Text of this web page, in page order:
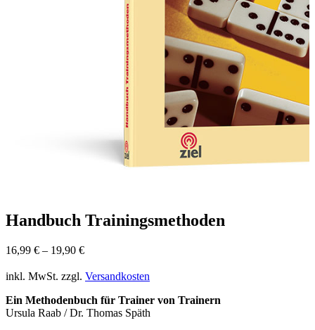
Handbuch Trainingsmethoden
16,99 € – 19,90 €
inkl. MwSt. zzgl. Versandkosten
Ein Methodenbuch für Trainer von Trainern
Ursula Raab / Dr. Thomas Späth